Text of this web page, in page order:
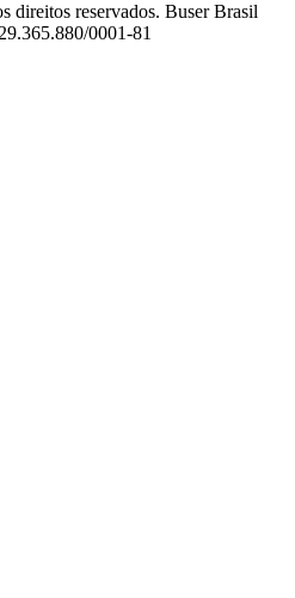
direitos reservados. Buser Brasil
0001-81